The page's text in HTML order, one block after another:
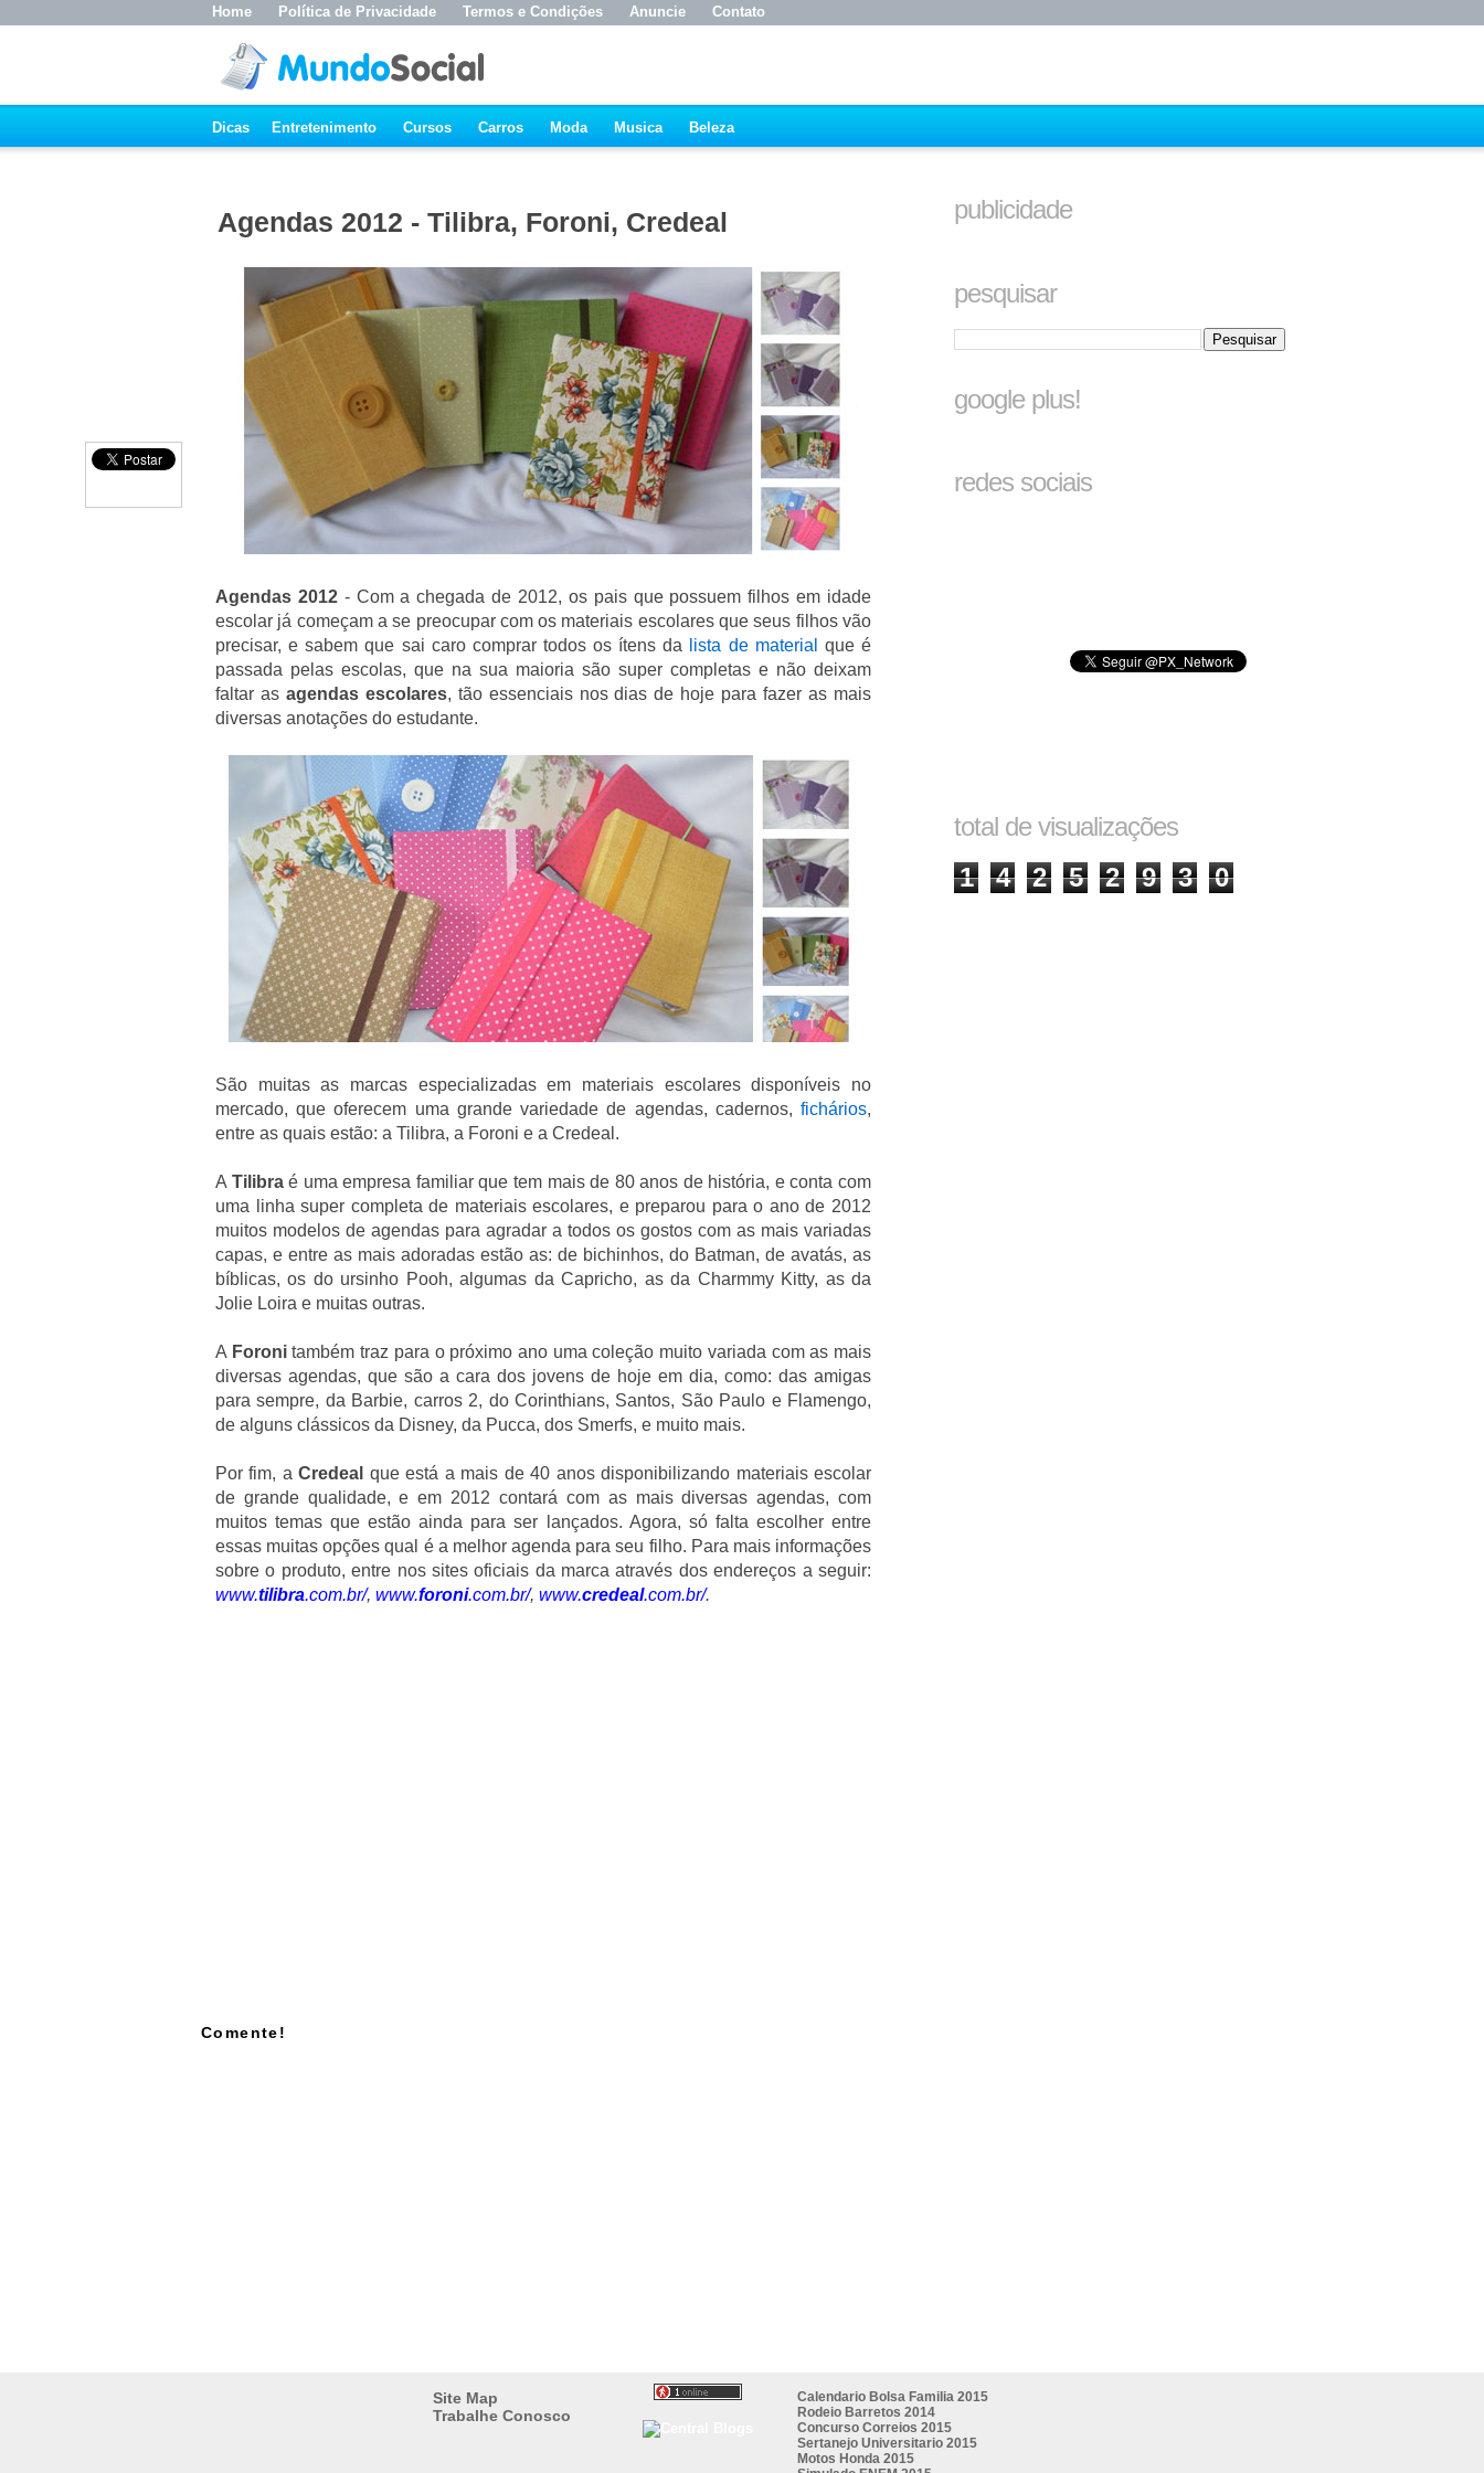
Home Política de Privacidade Termos e Condições Anuncie Contato
Dicas Entretenimento Cursos Carros Moda Musica Beleza
Agendas 2012 - Tilibra, Foroni, Credeal
Agendas 2012- Com a chegada de 2012, os pais que possuem filhos em idade
escolar já começam a se preocupar com os materiais escolares que seus filhos vão
precisar, e sabem que sai caro comprar todos os ítens da lista de material
que é
passada pelas escolas, que na sua maioria são super completas e não deixam
faltar as agendas escolares, tão essenciais nos dias de hoje para fazer as mais
diversas anotações do estudante.
São muitas as marcas especializadas em materiais escolares disponíveis no
mercado, que oferecem uma grande variedade de agendas, cadernos, fichários,
entre as quais estão: a Tilibra, a Foroni e a Credeal.
A Tilibraé uma empresa familiar que tem mais de 80 anos de história, e conta com
uma linha super completa de materiais escolares, e preparou para o ano de 2012
muitos modelos de agendas para agradar a todos os gostos com as mais variadas
capas, e entre as mais adoradas estão as: de bichinhos, do Batman, de avatás, as
bíblicas, os do ursinho Pooh, algumas da Capricho, as da Charmmy Kitty, as da
Jolie Loira e muitas outras.
A Foronitambém traz para o próximo ano uma coleção muito variada com as mais
diversas agendas, que são a cara dos jovens de hoje em dia, como: das amigas
para sempre, da Barbie, carros 2, do Corinthians, Santos, São Paulo e Flamengo,
de alguns clássicos da Disney, da Pucca, dos Smerfs, e muito mais.
Por fim, aCredeal que está a mais de 40 anos disponibilizando materiais escolar
de grande qualidade, e em 2012 contará com as mais diversas agendas, com
muitos temas que estão ainda para ser lançados. Agora, só falta escolher entre
essas muitas opções qual é a melhor agenda para seu filho. Para mais informações
sobre o produto, entre nos sites oficiais da marca através dos endereços a seguir:
www.tilibra.com.br/, www.foroni.com.br/, www.credeal.com.br/.
Comente!
publicidade
pesquisar
google plus!
redes sociais
total de visualizações
1
4 2 5 2 9 3 0
Site Map
Trabalhe Conosco
Calendario Bolsa Familia 2015
Rodeio Barretos 2014
Concurso Correios 2015
Sertanejo Universitario 2015
Motos Honda 2015